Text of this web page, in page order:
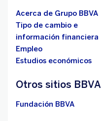
Acerca de Grupo BBVA
Tipo de cambio e
información financiera
Empleo
Estudios económicos
Otros sitios BBVA
Fundación BBVA